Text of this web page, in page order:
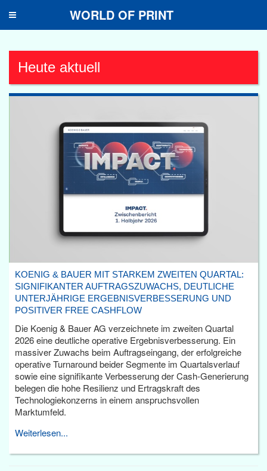
Toggle
WORLD OF PRINT
Heute aktuell
KOENIG & BAUER MIT STARKEM ZWEITEN QUARTAL:
SIGNIFIKANTER AUFTRAGSZUWACHS, DEUTLICHE
UNTERJÄHRIGE ERGEBNISVERBESSERUNG UND
POSITIVER FREE CASHFLOW
Die Koenig & Bauer AG verzeichnete im zweiten Quartal
2026 eine deutliche operative Ergebnisverbesserung. Ein
massiver Zuwachs beim Auftragseingang, der erfolgreiche
operative Turnaround beider Segmente im Quartalsverlauf
sowie eine signifikante Verbesserung der Cash-Generierung
belegen die hohe Resilienz und Ertragskraft des
Technologiekonzerns in einem anspruchsvollen
Marktumfeld.
Weiterlesen...